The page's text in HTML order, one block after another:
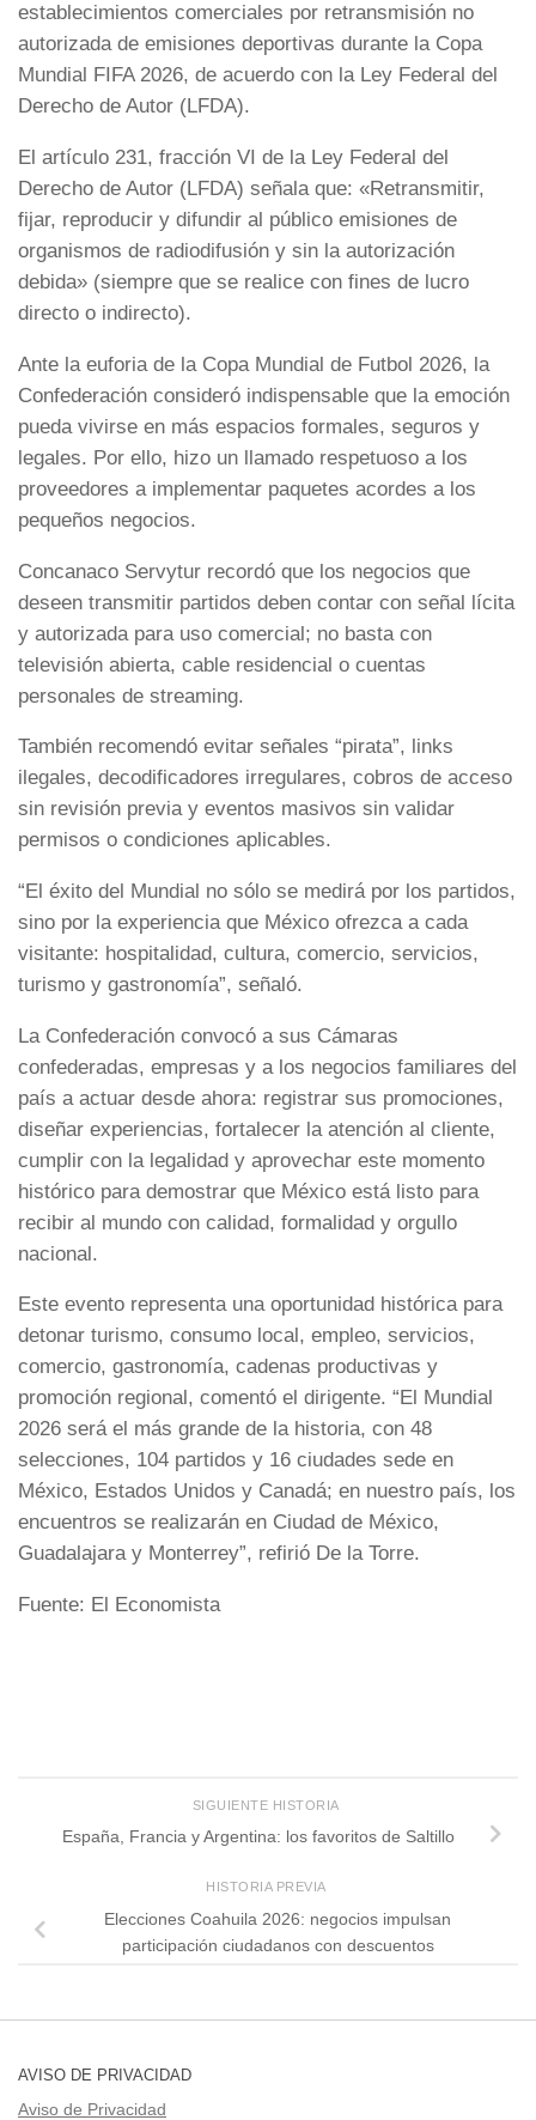
establecimientos comerciales por retransmisión no
autorizada de emisiones deportivas durante la Copa
Mundial FIFA 2026, de acuerdo con la Ley Federal del
Derecho de Autor (LFDA).
El artículo 231, fracción VI de la Ley Federal del
Derecho de Autor (LFDA) señala que: «Retransmitir,
fijar, reproducir y difundir al público emisiones de
organismos de radiodifusión y sin la autorización
debida» (siempre que se realice con fines de lucro
directo o indirecto).
Ante la euforia de la Copa Mundial de Futbol 2026, la
Confederación consideró indispensable que la emoción
pueda vivirse en más espacios formales, seguros y
legales. Por ello, hizo un llamado respetuoso a los
proveedores a implementar paquetes acordes a los
pequeños negocios.
Concanaco Servytur recordó que los negocios que
deseen transmitir partidos deben contar con señal lícita
y autorizada para uso comercial; no basta con
televisión abierta, cable residencial o cuentas
personales de streaming.
También recomendó evitar señales “pirata”, links
ilegales, decodificadores irregulares, cobros de acceso
sin revisión previa y eventos masivos sin validar
permisos o condiciones aplicables.
“El éxito del Mundial no sólo se medirá por los partidos,
sino por la experiencia que México ofrezca a cada
visitante: hospitalidad, cultura, comercio, servicios,
turismo y gastronomía”, señaló.
La Confederación convocó a sus Cámaras
confederadas, empresas y a los negocios familiares del
país a actuar desde ahora: registrar sus promociones,
diseñar experiencias, fortalecer la atención al cliente,
cumplir con la legalidad y aprovechar este momento
histórico para demostrar que México está listo para
recibir al mundo con calidad, formalidad y orgullo
nacional.
Este evento representa una oportunidad histórica para
detonar turismo, consumo local, empleo, servicios,
comercio, gastronomía, cadenas productivas y
promoción regional, comentó el dirigente. “El Mundial
2026 será el más grande de la historia, con 48
selecciones, 104 partidos y 16 ciudades sede en
México, Estados Unidos y Canadá; en nuestro país, los
encuentros se realizarán en Ciudad de México,
Guadalajara y Monterrey”, refirió De la Torre.
Fuente: El Economista
SIGUIENTE HISTORIA
España, Francia y Argentina: los favoritos de Saltillo
HISTORIA PREVIA
Elecciones Coahuila 2026: negocios impulsan
participación ciudadanos con descuentos
AVISO DE PRIVACIDAD
Aviso de Privacidad